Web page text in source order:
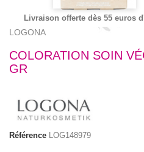
Livraison offerte dès 55 euros
LOGONA
COLORATION SOIN
GR
Référence LOG148979